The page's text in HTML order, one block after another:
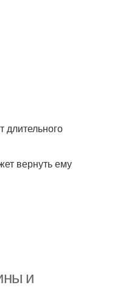
вернуть ему
и